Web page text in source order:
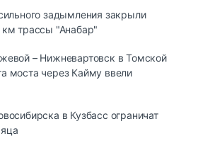
задымления закрыли
км трассы "Анабар"
– Нижневартовск в Томской
моста через Кайму ввели
в Кузбасс ограничат